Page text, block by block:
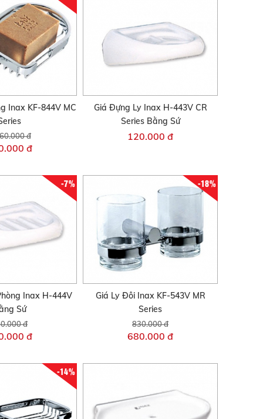
Inax KF-844V MC
đ
đ
Giá Đựng Ly Inax H-443V CR
Series Bằng Sứ
120.000 đ
-7%
Inax H-444V
Sứ
đ
đ
-18%
Giá Ly Đôi Inax KF-543V MR
Series
830.000 đ
680.000 đ
-14%